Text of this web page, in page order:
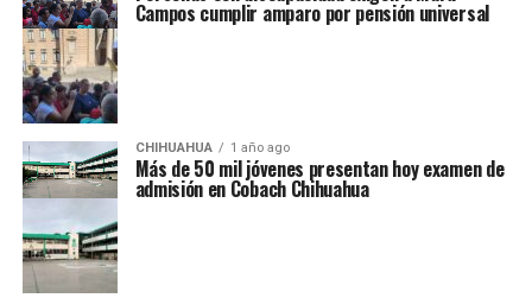
Campos cumplir amparo por pensión universal
CHIHUAHUA 1 año ago
Más de 50 mil jóvenes presentan hoy examen de
admisión en Cobach Chihuahua